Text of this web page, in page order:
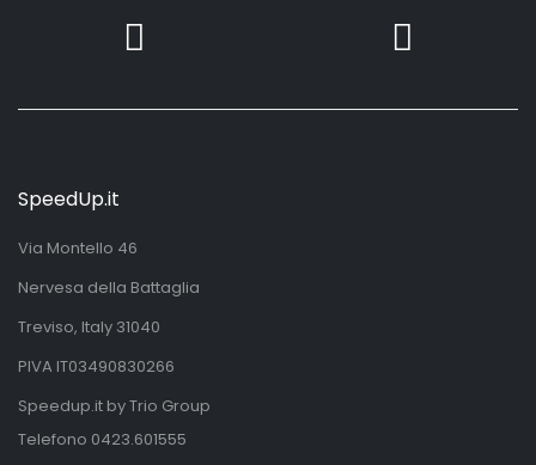
SpeedUp.it
Via Montello 46
Nervesa della Battaglia
Treviso, Italy 31040
PIVA IT03490830266
Speedup.it by Trio Group
Telefono 0423.601555